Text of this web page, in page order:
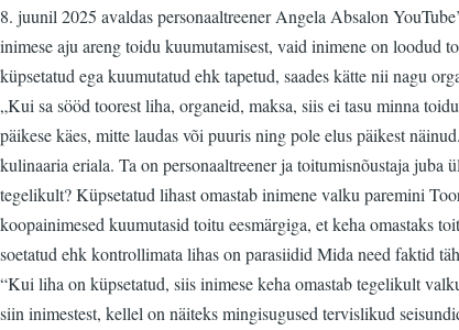
8. juunil 2025 avaldas personaaltreener Angela Absalon
inimese aju areng toidu kuumutamisest, vaid inimene on loodud
küpsetatud ega kuumutatud ehk tapetud, saades kätte nii nagu
„Kui sa sööd toorest liha, organeid, maksa, siis ei tasu minna
päikese käes, mitte laudas või puuris ning pole elus päikest
kulinaaria eriala. Ta on personaaltreener ja toitumisnõustaja
tegelikult? Küpsetatud lihast omastab inimene valku paremini
koopainimesed kuumutasid toitu eesmärgiga, et keha omastaks
soetatud ehk kontrollimata lihas on parasiidid Mida need faktid
“Kui liha on küpsetatud, siis inimese keha omastab tegelikult
siin inimestest, kellel on näiteks mingisugused tervislikud